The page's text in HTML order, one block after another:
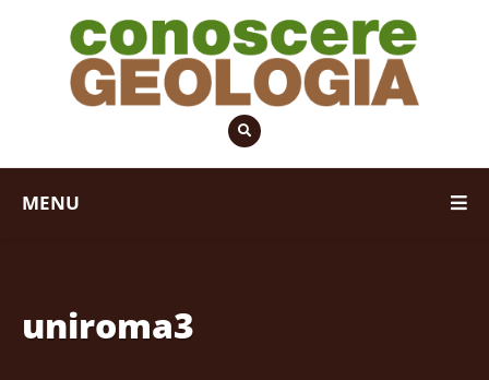
MENU
uniroma3